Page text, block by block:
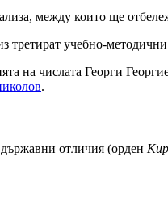
между които ще
третират учебно-
на числата Георги
.
отличия (орден